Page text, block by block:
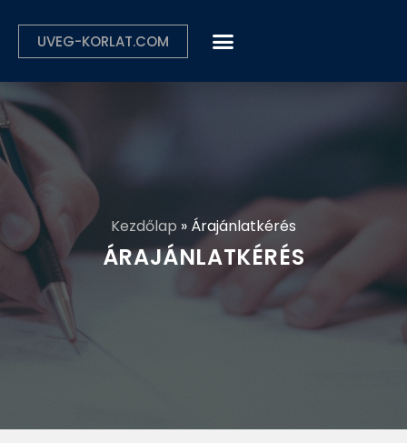
UVEG-KORLAT.COM
Kezdőlap » Árajánlatkérés
ÁRAJÁNLATKÉRÉS